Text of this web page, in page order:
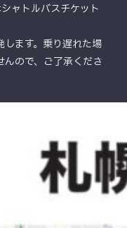
ャトルバスチケット
ます。乗り遅れた場
ので、ご了承くださ